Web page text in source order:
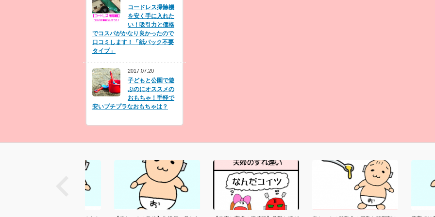
コードレス掃除機
を安く手に入れた
い！吸引力と価格
でコスパがかなり良かったので
口コミします！「紙パック不要
タイプ」
2017.07.20
子どもと公園で遊
ぶのにオススメの
おもちゃ！手軽で
安いプチプラなおもちゃは？